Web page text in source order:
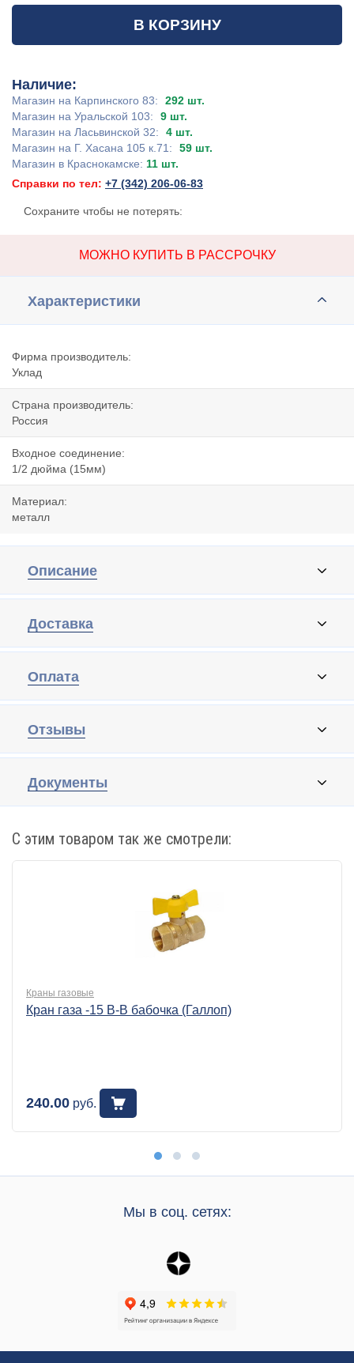
В КОРЗИНУ
Наличие:
Магазин на Карпинского 83:
292 шт.
Магазин на Уральской 103:
9 шт.
Магазин на Ласьвинской 32:
4 шт.
Магазин на Г. Хасана 105 к.71:
59 шт.
Магазин в Краснокамске: 11 шт.
Справки по тел: +7 (342) 206-06-83
Сохраните чтобы не потерять:
МОЖНО КУПИТЬ В РАССРОЧКУ
Характеристики
Фирма производитель:
Уклад
Страна производитель:
Россия
Входное соединение:
1/2 дюйма (15мм)
Материал:
металл
Описание
Доставка
Оплата
Отзывы
Документы
С этим товаром так же смотрели:
Краны газовые
Кран газа -15 В-В бабочка (Галлоп)
240.00 руб.
Мы в соц. сетях: